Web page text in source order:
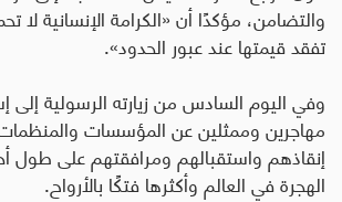
والتضامن، مؤكدًا أن «الكرامة الإنسانية لا
تفقد قيمتها عند عبور الحدود».
وفي اليوم السادس من زيارته الرسولية إلى
مهاجرين وممثلين عن المؤسسات
إنقاذهم واستقبالهم ومرافقتهم على طول
الهجرة في العالم وأكثرها فتكًا بالأرواح.